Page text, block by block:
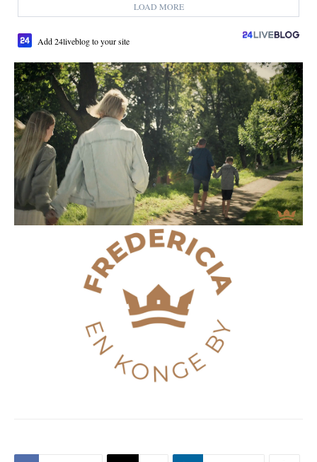
LOAD MORE
Add 24liveblog to your site